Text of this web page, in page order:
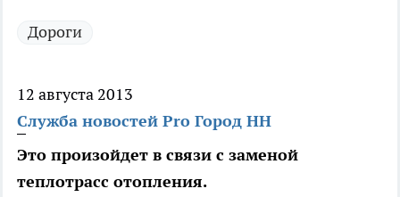
Дороги
12 августа 2013
Служба новостей Pro Город НН
Это произойдет в связи с заменой
теплотрасс отопления.